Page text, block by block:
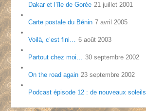
Dakar et l’île de Gorée 21 juillet 2001
Carte postale du Bénin 7 avril 2005
Voilà, c’est fini… 6 août 2003
Partout chez moi… 30 septembre 2002
On the road again 23 septembre 2002
Podcast épisode 12 : de nouveaux soleils